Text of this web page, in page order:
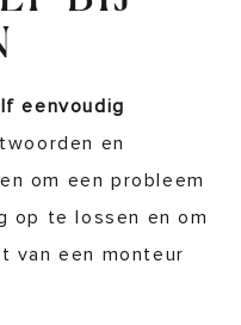
eenvoudig
en
om een probleem
op te lossen en om
van een monteur